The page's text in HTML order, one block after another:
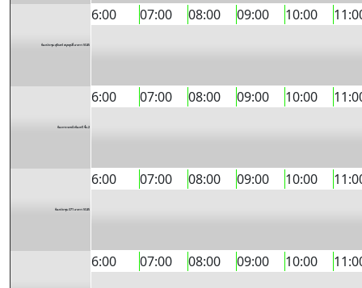
ห้องประชุม สุมินทร์ สมุทคุปติ์ อาคาร SC45
6:00 07:00 08:00 09:00 10:00
ห้องกระจกหน้าห้องทวี ชั้น 2
6:00 07:00 08:00 09:00 10:00
ห้องประชุม 371 อาคาร SC45
6:00 07:00 08:00 09:00 10:00
6:00 07:00 08:00 09:00 10:00